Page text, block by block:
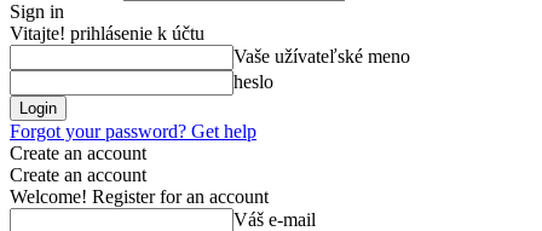
Sign in
Vitajte! prihlásenie k účtu
Vaše užívateľské meno
heslo
Forgot your password? Get help
Create an account
Create an account
Welcome! Register for an account
Váš e-mail